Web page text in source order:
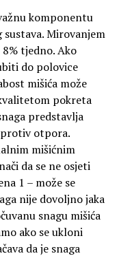
komponentu
Mirovanjem
tjedno. Ako
do polovice
mišića može
pokreta
predstavlja
protiv otpora.
mišićnim
da se ne osjeti
1 – može se
nije dovoljno jaka
snagu mišića
ako se ukloni
da je snaga